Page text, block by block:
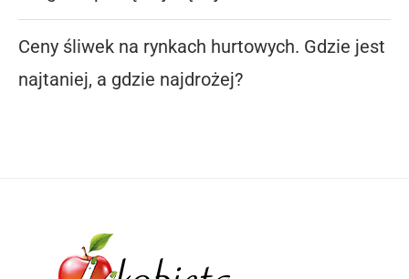
Ceny śliwek na rynkach hurtowych. Gdzie jest
najtaniej, a gdzie najdrożej?